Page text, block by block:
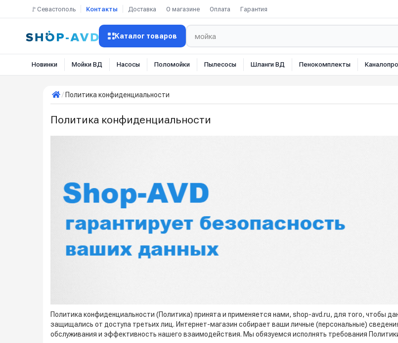
🚩Севастополь Контакты Доставка О магазине Оплата Гарантия
Каталог товаров
Новинки Мойки ВД Насосы Поломойки Пылесосы Шланги ВД Пенокомплекты
Политика конфиденциальности
Политика конфиденциальности
Политика конфиденциальности (Политика) принята и применяется нами, shop-avd.ru, для того, чтобы
защищались от доступа третьих лиц. Интернет-магазин собирает ваши личные (персональные)
обслуживания и эффективность нашего взаимодействия. Мы обязуемся исполнять требования